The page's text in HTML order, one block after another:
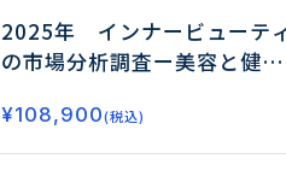
2025年 インナービューテ
の市場分析調査ー美容と健康
¥108,900(税込)